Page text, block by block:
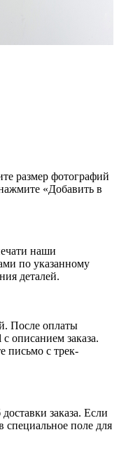
размер фотографий
«Добавить в
наши
по указанному
деталей.
После оплаты
описанием заказа.
письмо с трек-
заказа. Если
специальное поле для